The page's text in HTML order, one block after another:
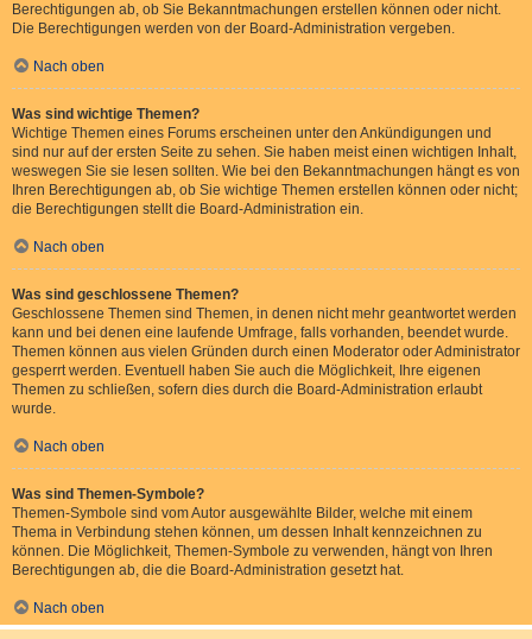
Berechtigungen ab, ob Sie Bekanntmachungen erstellen können oder nicht.
Die Berechtigungen werden von der Board-Administration vergeben.
Nach oben
Was sind wichtige Themen?
Wichtige Themen eines Forums erscheinen unter den Ankündigungen und
sind nur auf der ersten Seite zu sehen. Sie haben meist einen wichtigen Inhalt,
weswegen Sie sie lesen sollten. Wie bei den Bekanntmachungen hängt es von
Ihren Berechtigungen ab, ob Sie wichtige Themen erstellen können oder nicht;
die Berechtigungen stellt die Board-Administration ein.
Nach oben
Was sind geschlossene Themen?
Geschlossene Themen sind Themen, in denen nicht mehr geantwortet werden
kann und bei denen eine laufende Umfrage, falls vorhanden, beendet wurde.
Themen können aus vielen Gründen durch einen Moderator oder Administrator
gesperrt werden. Eventuell haben Sie auch die Möglichkeit, Ihre eigenen
Themen zu schließen, sofern dies durch die Board-Administration erlaubt
wurde.
Nach oben
Was sind Themen-Symbole?
Themen-Symbole sind vom Autor ausgewählte Bilder, welche mit einem
Thema in Verbindung stehen können, um dessen Inhalt kennzeichnen zu
können. Die Möglichkeit, Themen-Symbole zu verwenden, hängt von Ihren
Berechtigungen ab, die die Board-Administration gesetzt hat.
Nach oben